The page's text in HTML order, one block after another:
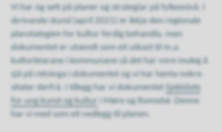
Vi har òg sett på planer og strategiar på fylkesnivå. I
skrivande stund (april 2021) er ikkje den regionale
planstategien for kultur ferdig behandla, men
dokumentet er utsendt som eit utkast til m.a.
kulturleiarane i kommunane så det har vore muleg å
sjå på retninga i dokumentet og vi har henta nokre
sitater derfrå. I tillegg har vi dokumentet
Sjekkliste
for ung kunst og kultur
i Møre og Romsdal. Denne
har vi med som eit vedlegg til planen.